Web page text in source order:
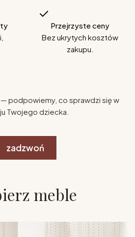
Przejrzyste ceny
Bez ukrytych kosztów
zakupu.
podpowiemy, co sprawdzi się w
Twojego dziecka.
zadzwoń
meble